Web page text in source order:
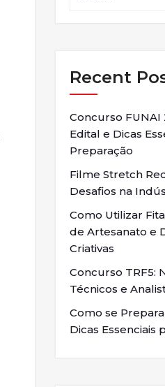
Recent
Concurso FUNAI
Edital e Dicas
Preparação
Filme Stretch
Desafios na
Como Utilizar
de Artesanato e
Criativas
Concurso TRF5:
Técnicos e
Como se
Dicas Essenciais